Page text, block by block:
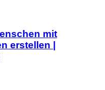
mit
erstellen |